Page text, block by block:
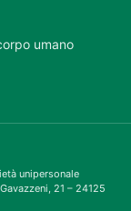
umano
unipersonale
21 – 24125